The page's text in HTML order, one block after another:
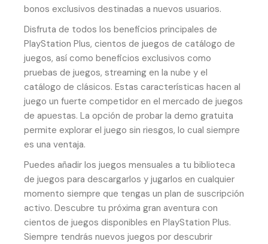
bonos exclusivos destinadas a nuevos usuarios.
Disfruta de todos los beneficios principales de
PlayStation Plus, cientos de juegos de catálogo de
juegos, así como beneficios exclusivos como
pruebas de juegos, streaming en la nube y el
catálogo de clásicos. Estas características hacen al
juego un fuerte competidor en el mercado de juegos
de apuestas. La opción de probar la demo gratuita
permite explorar el juego sin riesgos, lo cual siempre
es una ventaja.
Puedes añadir los juegos mensuales a tu biblioteca
de juegos para descargarlos y jugarlos en cualquier
momento siempre que tengas un plan de suscripción
activo. Descubre tu próxima gran aventura con
cientos de juegos disponibles en PlayStation Plus.
Siempre tendrás nuevos juegos por descubrir